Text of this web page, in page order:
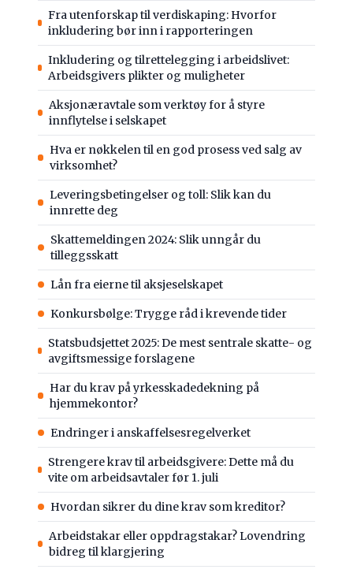
Fra utenforskap til verdiskaping: Hvorfor
inkludering bør inn i rapporteringen
Inkludering og tilrettelegging i arbeidslivet:
Arbeidsgivers plikter og muligheter
Aksjonæravtale som verktøy for å styre
innflytelse i selskapet
Hva er nøkkelen til en god prosess ved salg av
virksomhet?
Leveringsbetingelser og toll: Slik kan du
innrette deg
Skattemeldingen 2024: Slik unngår du
tilleggsskatt
Lån fra eierne til aksjeselskapet
Konkursbølge: Trygge råd i krevende tider
Statsbudsjettet 2025: De mest sentrale skatte- og
avgiftsmessige forslagene
Har du krav på yrkesskadedekning på
hjemmekontor?
Endringer i anskaffelsesregelverket
Strengere krav til arbeidsgivere: Dette må du
vite om arbeidsavtaler før 1. juli
Hvordan sikrer du dine krav som kreditor?
Arbeidstakar eller oppdragstakar? Lovendring
bidreg til klargjering